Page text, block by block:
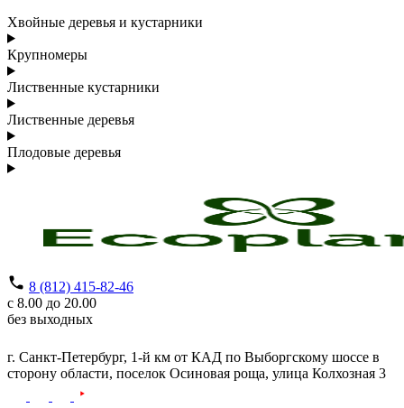
Хвойные деревья и кустарники
Крупномеры
Лиственные кустарники
Лиственные деревья
Плодовые деревья
8 (812) 415-82-46
с 8.00 до 20.00
без выходных
г. Санкт-Петербург, 1-й км от КАД по Выборгскому шоссе в
сторону области, поселок Осиновая роща, улица Колхозная 3